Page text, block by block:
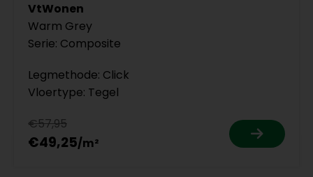
VtWonen
Warm Grey
Serie: Composite
Legmethode: Click
Vloertype: Tegel
€57,95
€49,25